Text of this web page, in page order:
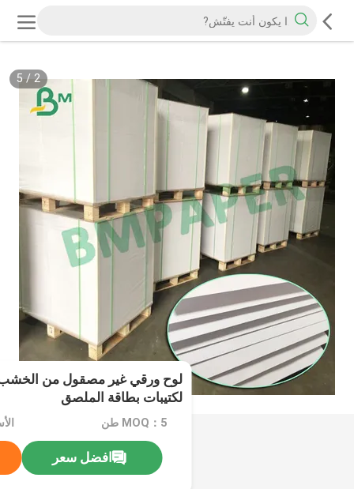
2
/
5
لوح ورقي غير مصقول من الخشب
لكتيبات بطاقة الملصق
MOQ：5 طن
افضل سعر